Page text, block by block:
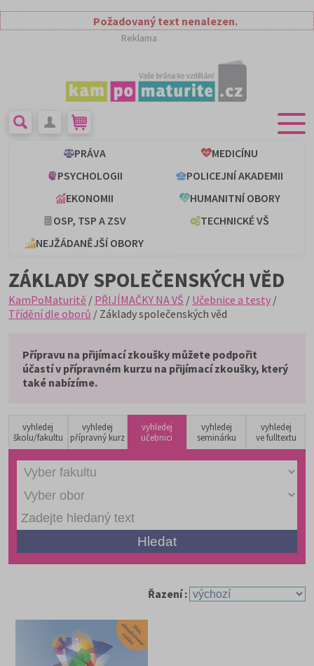
Požadovaný text nenalezen.
Reklama
PRÁVA
MEDICÍNU
PSYCHOLOGII
POLICEJNÍ AKADEMII
EKONOMII
HUMANITNÍ OBORY
OSP, TSP A ZSV
TECHNICKÉ VŠ
NEJŽÁDANĚJŠÍ OBORY
ZÁKLADY SPOLEČENSKÝCH VĚD
KamPoMaturitě / PŘIJÍMAČKY NA VŠ / Učebnice a testy /
Třídění dle oborů / Základy společenských věd
Přípravu na přijímací zkoušky můžete podpořit
účastí v přípravném kurzu na přijímací zkoušky, který
také nabízíme.
vyhledej
školu/fakultu
vyhledej
přípravný kurz
vyhledej
učebnici
vyhledej
seminárku
vyhledej
ve fulltextu
Řazení :